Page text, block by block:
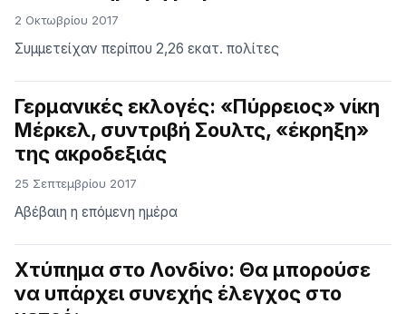
2 Οκτωβρίου 2017
Συμμετείχαν περίπου 2,26 εκατ. πολίτες
Γερμανικές εκλογές: «Πύρρειος» νίκη
Μέρκελ, συντριβή Σουλτς, «έκρηξη»
της ακροδεξιάς
25 Σεπτεμβρίου 2017
Αβέβαιη η επόμενη ημέρα
Χτύπημα στο Λονδίνο: Θα μπορούσε
να υπάρχει συνεχής έλεγχος στο